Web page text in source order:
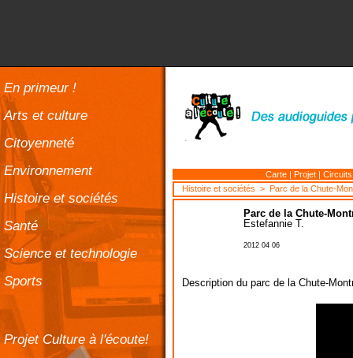
En primeur !
Arts et culture
Citoyenneté
Environnement
Histoire et sociétés
Santé
Science et technologie
Sports
Projet Culture à l'écoute!
Carte | Projet |
Histoire et sociétés > Parc de la Chute-
Parc de la Chute-
Estefannie T.
2012 04 06
Description du parc de la Chute-